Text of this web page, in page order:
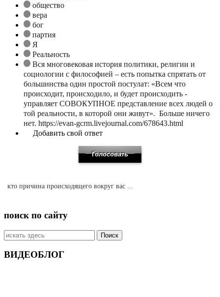
общество
вера
бог
партия
Я
Реальность
Вся многовековая история политики, религии и
социологии с философией – есть попытка спрятать от
большинства один простой постулат: «Всем что
происходит, происходило, и будет происходить -
управляет СОВОКУПНОЕ представление всех людей о
той реальности, в которой они живут». Больше ничего
нет. https://evan-gcrm.livejournal.com/678643.html
Добавить свой ответ
кто причина происходящего вокруг вас ...
поиск по сайту
Искать:
ВИДЕОБЛОГ